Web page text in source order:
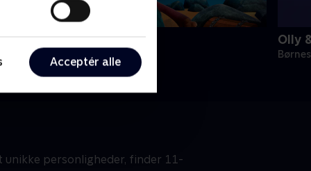
Acceptér alle
Viking
• 1 sæsoner
Olly
unikke personligheder, finder 11-